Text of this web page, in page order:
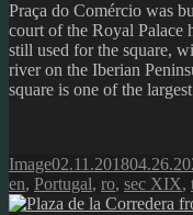
Praça do Comércio was
court of the Royal Palace
still used for the square,
river on the Iberian
square is one of the
Format
ImagePosted
on
02.11.2018
en, Portugal, ro, sec XIX,